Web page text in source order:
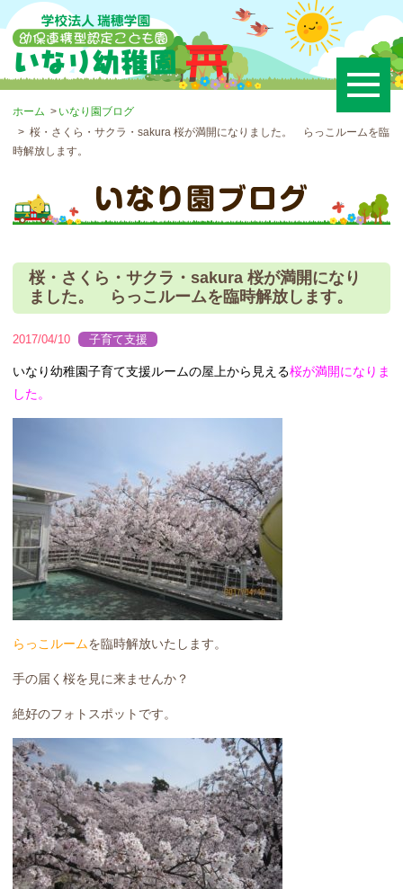
ホーム
いなり園ブログ
桜・さくら・サクラ・sakura 桜が満開になりました。 らっこルームを臨
時解放します。
桜・さくら・サクラ・sakura 桜が満開になり
ました。 らっこルームを臨時解放します。
2017/04/10 子育て支援
いなり幼稚園子育て支援ルームの屋上から見える桜が満開になりま
した。
らっこルームを臨時解放いたします。
手の届く桜を見に来ませんか？
絶好のフォトスポットです。